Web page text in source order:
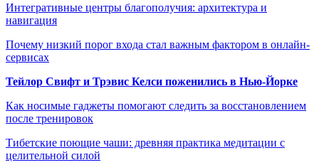
Интегративные центры благополучия: архитектура и
навигация
Почему низкий порог входа стал важным фактором в онлайн-
сервисах
Тейлор Свифт и Трэвис Келси поженились в Нью-Йорке
Как носимые гаджеты помогают следить за восстановлением
после тренировок
Тибетские поющие чаши: древняя практика медитации с
целительной силой